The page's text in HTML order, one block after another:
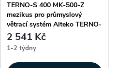
TERNO-S 400 MK-500-Z
mezikus pro průmyslový
větrací systém Alteko TERNO-
S
2 541 Kč
1-2 týdny